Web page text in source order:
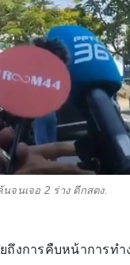
จนเจอ 2 ร่าง ตึกสตง.
งการคืบหน้าการทำ